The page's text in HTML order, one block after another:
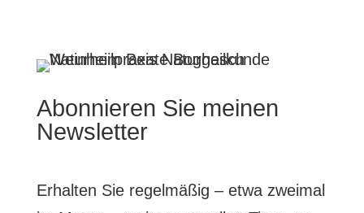
Abonnieren Sie meinen
Newsletter
Erhalten Sie regelmäßig – etwa zweimal